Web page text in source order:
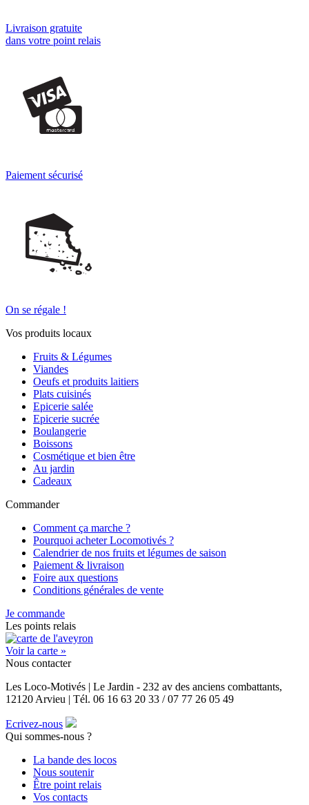
Livraison gratuite
dans votre point relais
Paiement sécurisé
On se régale !
Vos produits locaux
Fruits & Légumes
Viandes
Oeufs et produits laitiers
Plats cuisinés
Epicerie salée
Epicerie sucrée
Boulangerie
Boissons
Cosmétique et bien être
Au jardin
Cadeaux
Commander
Comment ça marche ?
Pourquoi acheter Locomotivés ?
Calendrier de nos fruits et légumes de saison
Paiement & livraison
Foire aux questions
Conditions générales de vente
Je commande
Les points relais
Voir la carte »
Nous contacter
Les Loco-Motivés | Le Jardin - 232 av des anciens combattants,
12120 Arvieu | Tél. 06 16 63 20 33 / 07 77 26 05 49
Ecrivez-nous
Qui sommes-nous ?
La bande des locos
Nous soutenir
Être point relais
Vos contacts